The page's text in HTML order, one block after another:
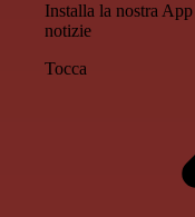
Installa la nostra
notizie
Tocca